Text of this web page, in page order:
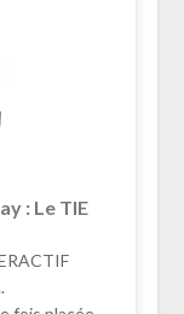
: Le TIE